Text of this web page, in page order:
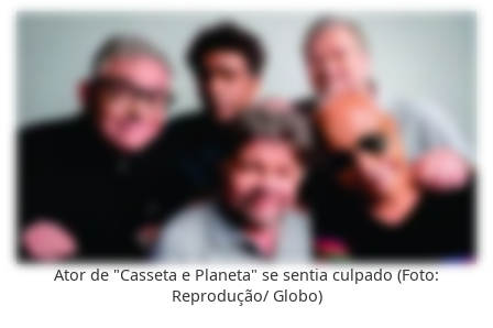
Ator de "Casseta e Planeta" se sentia culpado (Foto:
Reprodução/ Globo)